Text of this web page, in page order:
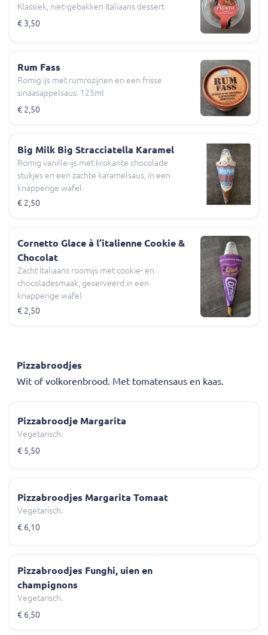
Klassiek, niet-gebakken Italiaans dessert
€ 3,50
Rum Fass
Romig ijs met rumrozijnen en een frisse
sinaasappelsaus. 125ml
€ 2,50
Big Milk Big Stracciatella Karamel
Romig vanille-ijs met krokante chocolade
stukjes en een zachte karamelsaus, in een
knapperige wafel
€ 2,50
Cornetto Glace à l’italienne Cookie &
Chocolat
Zacht Italiaans roomijs met cookie- en
chocoladesmaak, geserveerd in een
knapperige wafel
€ 2,50
Pizzabroodjes
Wit of volkorenbrood. Met tomatensaus en kaas.
Pizzabroodje Margarita
Vegetarisch.
€ 5,50
Pizzabroodjes Margarita Tomaat
Vegetarisch.
€ 6,10
Pizzabroodjes Funghi, uien en
champignons
Vegetarisch.
€ 6,50